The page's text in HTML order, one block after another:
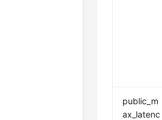
public_m
ax_latenc